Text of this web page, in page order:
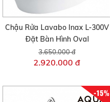
Chậu Rửa Lavabo Inax L-300V
Đặt Bàn Hình Oval
3.650.000 đ
2.920.000 đ
-15%